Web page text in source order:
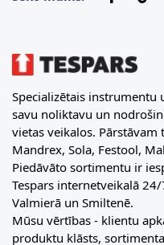
Specializētais instrumentu
savu noliktavu un
vietas veikalos.
Mandrex, Sola, Festool,
Piedāvāto sortimentu ir
Tespars internetveikalā
Valmierā un Smiltenē.
Mūsu vērtības - klientu
produktu klāsts,